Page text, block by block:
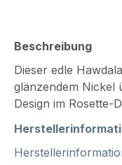
Beschreibung
Dieser edle
glänzendem Nickel
Design im Rosette-